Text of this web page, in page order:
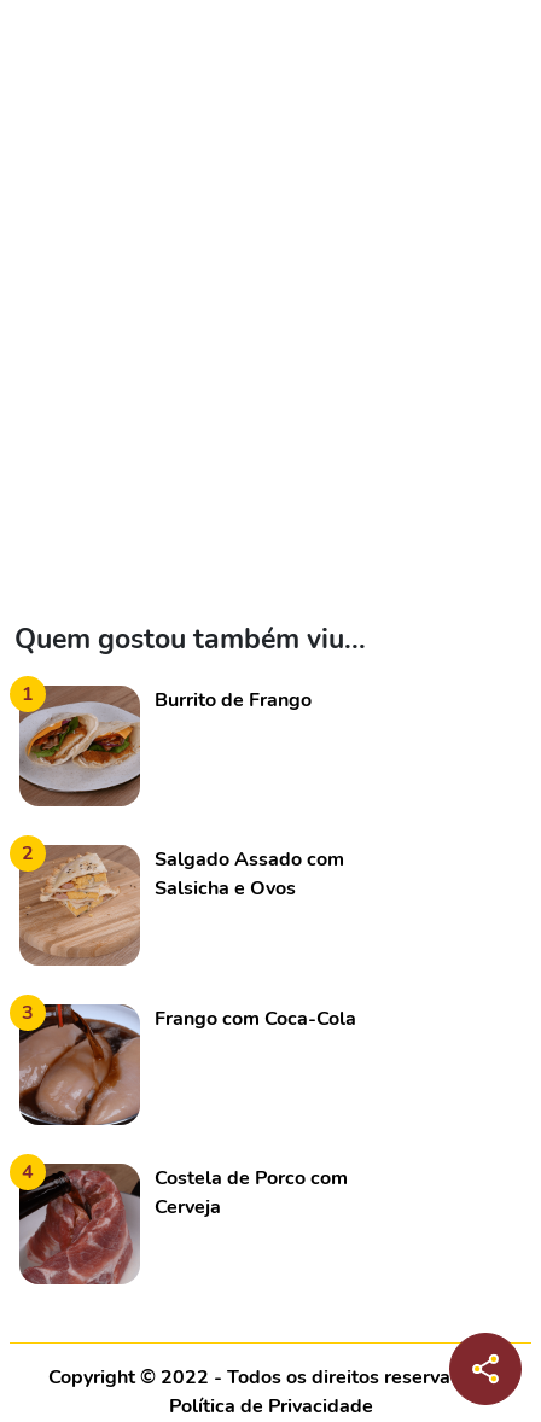
Quem gostou também viu...
1 Burrito de Frango
2
Salgado Assado com
Salsicha e Ovos
3 Frango com Coca-Cola
4
Costela de Porco com
Cerveja
Copyright © 2022 - Todos os direitos reservados |
Política de Privacidade